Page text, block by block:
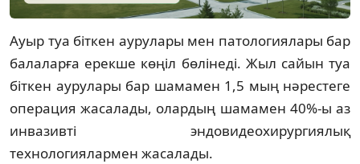
Ауыр туа біткен аурулары мен патологиялары бар
балаларға ерекше көңіл бөлінеді. Жыл сайын туа
біткен аурулары бар шамамен 1,5 мың нәрестеге
операция жасалады, олардың шамамен 40%-ы аз
инвазивті эндовидеохирургиялық
технологиялармен жасалады.